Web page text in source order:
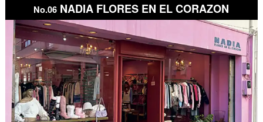
No.06 NADIA FLORES EN EL CORAZON